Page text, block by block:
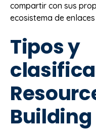
compartir con sus
ecosistema de
Tipos y
Building